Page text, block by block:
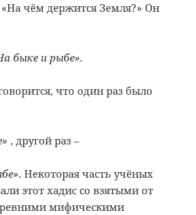
«На чём держится Земля?»Он
быке и рыбе».
что один раз было
, другой раз –
. Некоторая часть учёных
этот хадис со взятыми от
мифическими